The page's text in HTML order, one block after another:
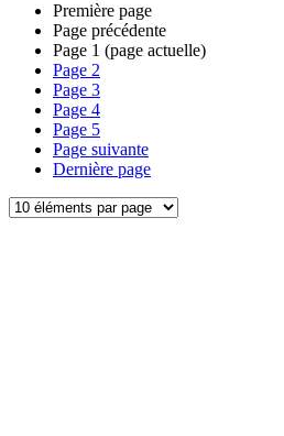
Première page
Page précédente
Page 1 (page actuelle)
Page 2
Page 3
Page 4
Page 5
Page suivante
Dernière page